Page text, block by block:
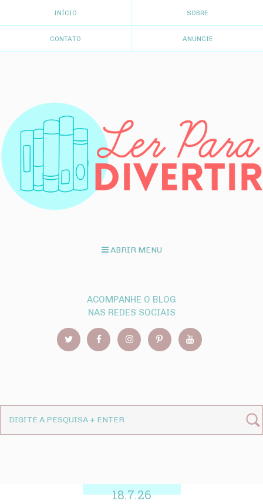
INÍCIO SOBRE
CONTATO ANUNCIE
ABRIR MENU
ACOMPANHE O BLOG
NAS REDES SOCIAIS
18.7.26